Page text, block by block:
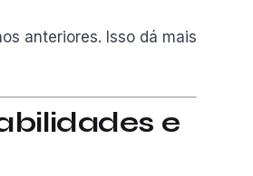
anteriores. Isso dá mais
e